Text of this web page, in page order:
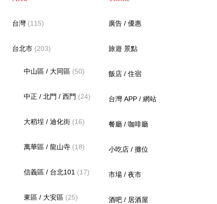
台灣(115)
台北市(203)
中山區 / 大同區 (50)
中正 / 北門 / 西門 (24)
大稻埕 / 迪化街 (16)
萬華區 / 龍山寺 (18)
信義區 / 台北101 (17)
東區 / 大安區 (25)
廣告 / 優惠
旅遊 景點
飯店 / 住宿
台灣 APP / 網站
餐廳 / 咖啡廳
小吃店 / 攤位
市場 / 夜市
酒吧 / 居酒屋